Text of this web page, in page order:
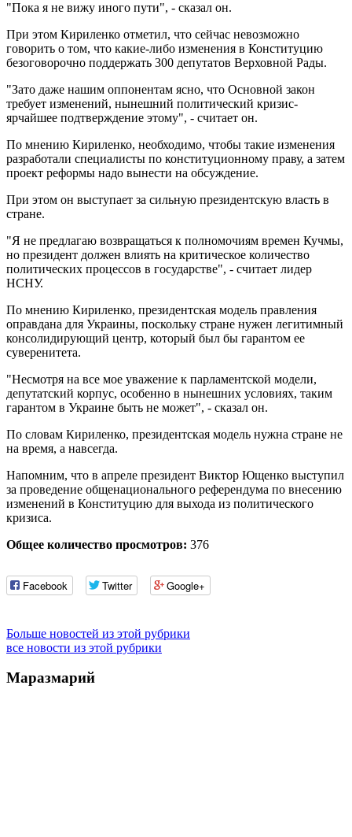
"Пока я не вижу иного пути", - сказал он.
При этом Кириленко отметил, что сейчас невозможно
говорить о том, что какие-либо изменения в Конституцию
безоговорочно поддержать 300 депутатов Верховной Рады.
"Зато даже нашим оппонентам ясно, что Основной закон
требует изменений, нынешний политический кризис-
ярчайшее подтверждение этому", - считает он.
По мнению Кириленко, необходимо, чтобы такие изменения
разработали специалисты по конституционному праву, а затем
проект реформы надо вынести на обсуждение.
При этом он выступает за сильную президентскую власть в
стране.
"Я не предлагаю возвращаться к полномочиям времен Кучмы,
но президент должен влиять на критическое количество
политических процессов в государстве", - считает лидер
НСНУ.
По мнению Кириленко, президентская модель правления
оправдана для Украины, поскольку стране нужен легитимный
консолидирующий центр, который был бы гарантом ее
суверенитета.
"Несмотря на все мое уважение к парламентской модели,
депутатский корпус, особенно в нынешних условиях, таким
гарантом в Украине быть не может", - сказал он.
По словам Кириленко, президентская модель нужна стране не
на время, а навсегда.
Напомним, что в апреле президент Виктор Ющенко выступил
за проведение общенационального референдума по внесению
изменений в Конституцию для выхода из политического
кризиса.
Общее количество просмотров: 376
Facebook Twitter Google+
Больше новостей из этой рубрики
все новости из этой рубрики
Маразмарий